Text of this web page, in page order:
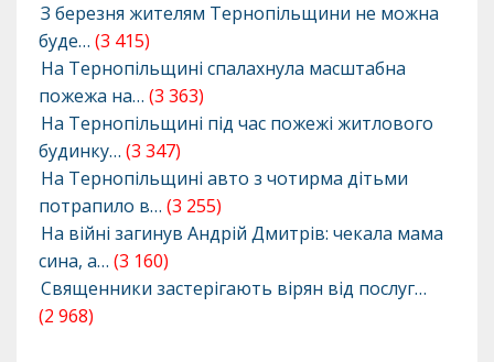
З березня жителям Тернопільщини не можна
буде… (3 415)
На Тернопільщині спалахнула масштабна
пожежа на… (3 363)
На Тернопільщині під час пожежі житлового
будинку… (3 347)
На Тернопільщині авто з чотирма дітьми
потрапило в… (3 255)
На війні загинув Андрій Дмитрів: чекала мама
сина, а… (3 160)
Священники застерігають вірян від послуг…
(2 968)